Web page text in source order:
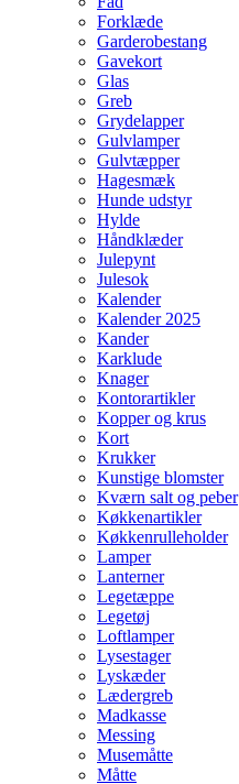
Forklæde
Garderobestang
Gavekort
Glas
Greb
Grydelapper
Gulvlamper
Gulvtæpper
Hagesmæk
Hunde udstyr
Hylde
Håndklæder
Julepynt
Julesok
Kalender
Kalender 2025
Kander
Karklude
Knager
Kontorartikler
Kopper og krus
Kort
Krukker
Kunstige blomster
Kværn salt og peber
Køkkenartikler
Køkkenrulleholder
Lamper
Lanterner
Legetæppe
Legetøj
Loftlamper
Lysestager
Lyskæder
Lædergreb
Madkasse
Messing
Musemåtte
Måtte